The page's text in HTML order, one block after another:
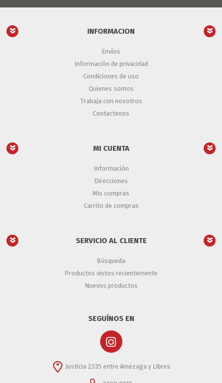
INFORMACION
Envíos
Información de privacidad
Condiciones de uso
Quienes somos
Trabaja con nosotros
Contactenos
MI CUENTA
Información
Direcciones
Mis compras
Carrito de compras
SERVICIO AL CLIENTE
Búsqueda
Productos vistos recientemente
Nuevos productos
SEGUÍNOS EN
Justicia 2335 entre Amézaga y Libres